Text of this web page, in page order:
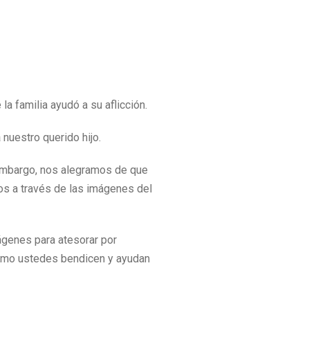
familia ayudó a su aflicción.
querido hijo.
nos alegramos de que
a través de las imágenes del
para atesorar por
ustedes bendicen y ayudan